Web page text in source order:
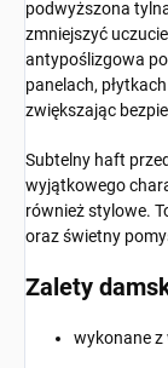
podwyższona
zmniejszyć
antypoślizgowa
panelach,
zwiększając
Subtelny haft
wyjątkowego
również stylowe.
oraz świetny
Zalety
wykonane z